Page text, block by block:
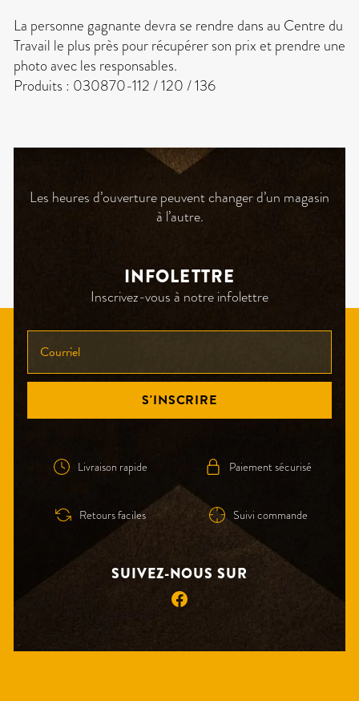
La personne gagnante devra se rendre dans au Centre du
Travail le plus près pour récupérer son prix et prendre une
photo avec les responsables.
Produits : 030870-112 / 120 / 136
Les heures d’ouverture peuvent changer d’un magasin
à l’autre.
INFOLETTRE
Inscrivez-vous à notre infolettre
VOUS
À
NOTRE
S'INSCRIRE
Livraison rapide Paiement sécurisé
Retours faciles Suivi commande
SUIVEZ-NOUS SUR